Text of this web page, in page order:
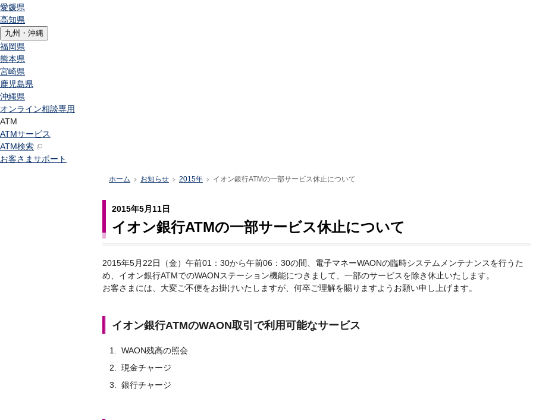
愛媛県
高知県
九州・沖縄
福岡県
熊本県
宮崎県
鹿児島県
沖縄県
オンライン相談専用
ATM
ATMサービス
ATM検索
お客さまサポート
ホーム >お知らせ >2015年 イオン銀行ATMの一部サービス休止について
2015年5月11日
イオン銀行ATMの一部サービス休止について
2015年5月22日（金）午前01：30から午前06：30の間、電子マネーWAONの臨時システムメンテナンスを行うた
め、イオン銀行ATMでのWAONステーション機能につきまして、一部のサービスを除き休止いたします。
お客さまには、大変ご不便をお掛けいたしますが、何卒ご理解を賜りますようお願い申し上げます。
イオン銀行ATMのWAON取引で利用可能なサービス
1.
WAON残高の照会
2.
現金チャージ
3.
銀行チャージ